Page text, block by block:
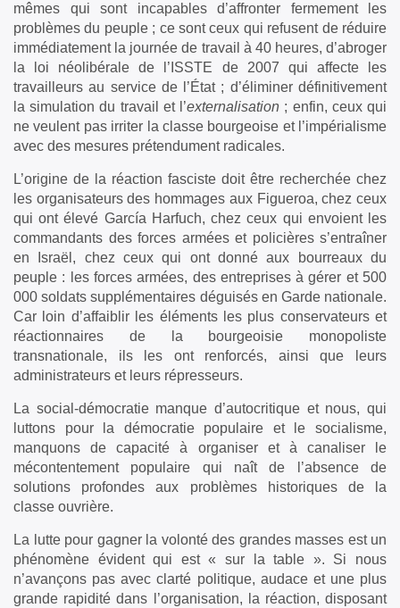
mêmes qui sont incapables d’affronter fermement les
problèmes du peuple ; ce sont ceux qui refusent de réduire
immédiatement la journée de travail à 40 heures, d’abroger
la loi néolibérale de l’ISSTE de 2007 qui affecte les
travailleurs au service de l’État ; d’éliminer définitivement
la simulation du travail et l’externalisation ; enfin, ceux qui
ne veulent pas irriter la classe bourgeoise et l’impérialisme
avec des mesures prétendument radicales.
L’origine de la réaction fasciste doit être recherchée chez
les organisateurs des hommages aux Figueroa, chez ceux
qui ont élevé García Harfuch, chez ceux qui envoient les
commandants des forces armées et policières s’entraîner
en Israël, chez ceux qui ont donné aux bourreaux du
peuple : les forces armées, des entreprises à gérer et 500
000 soldats supplémentaires déguisés en Garde nationale.
Car loin d’affaiblir les éléments les plus conservateurs et
réactionnaires de la bourgeoisie monopoliste
transnationale, ils les ont renforcés, ainsi que leurs
administrateurs et leurs répresseurs.
La social-démocratie manque d’autocritique et nous, qui
luttons pour la démocratie populaire et le socialisme,
manquons de capacité à organiser et à canaliser le
mécontentement populaire qui naît de l’absence de
solutions profondes aux problèmes historiques de la
classe ouvrière.
La lutte pour gagner la volonté des grandes masses est un
phénomène évident qui est « sur la table ». Si nous
n’avançons pas avec clarté politique, audace et une plus
grande rapidité dans l’organisation, la réaction, disposant